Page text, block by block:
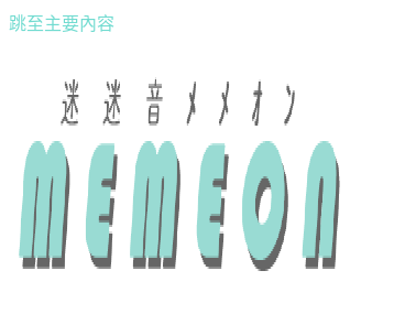
跳至主要內容